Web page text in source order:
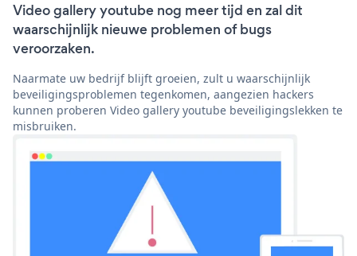
Video gallery youtube nog meer tijd en zal dit
waarschijnlijk nieuwe problemen of bugs
veroorzaken.
Naarmate uw bedrijf blijft groeien, zult u waarschijnlijk
beveiligingsproblemen tegenkomen, aangezien hackers
kunnen proberen Video gallery youtube beveiligingslekken te
misbruiken.